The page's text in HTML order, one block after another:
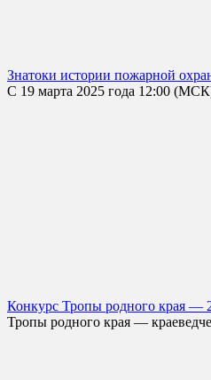
Знатоки истории пожарной
С 19 марта 2025 года 12:00
Конкурс Тропы родного края —
Тропы родного края —